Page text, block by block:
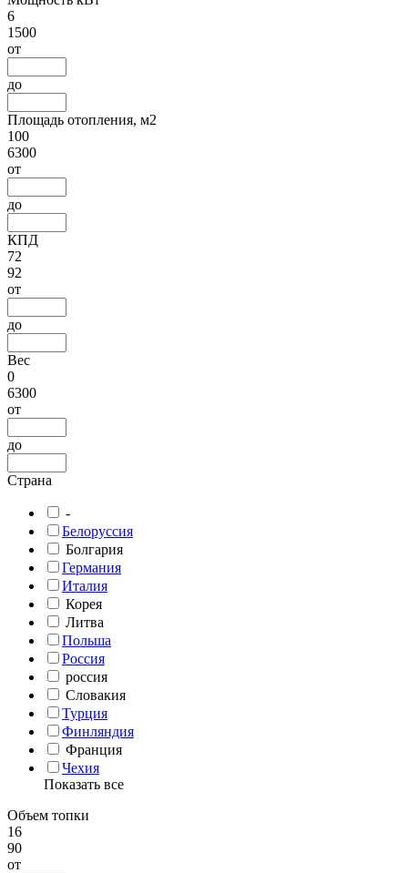
6
1500
от
до
Площадь отопления, м2
100
6300
от
до
КПД
72
92
от
до
Вес
0
6300
от
до
Страна
-
Белоруссия
Болгария
Германия
Италия
Корея
Литва
Польша
Россия
россия
Словакия
Турция
Финляндия
Франция
Чехия
Показать все
Объем топки
16
90
от